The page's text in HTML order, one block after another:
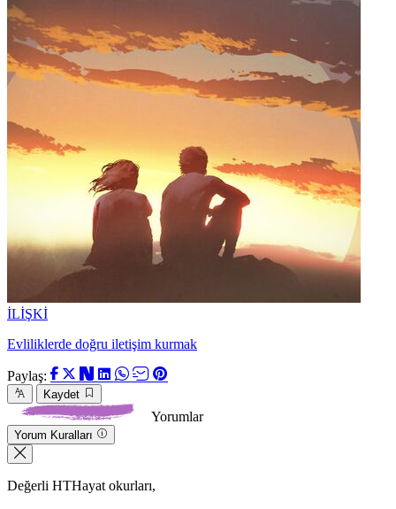
İLİŞKİ
Evliliklerde doğru iletişim kurmak
Paylaş:
Kaydet
Yorumlar
Yorum Kuralları
Değerli HTHayat okurları,